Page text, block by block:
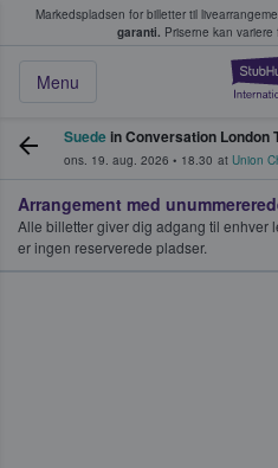
Markedspladsen for billetter til
garanti. Priserne kan
Menu
køber og sælger
Suedein Conversation London
ons. 19. aug. 2026 • 18.30 at Union
Arrangement med
Alle billetter giver dig adgang til enhver
er ingen reserverede pladser.